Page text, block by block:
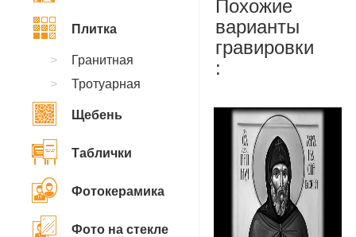
Похожие
варианты
гравировки
:
Плитка
Гранитная
Тротуарная
Щебень
Таблички
Фотокерамика
Фото на стекле